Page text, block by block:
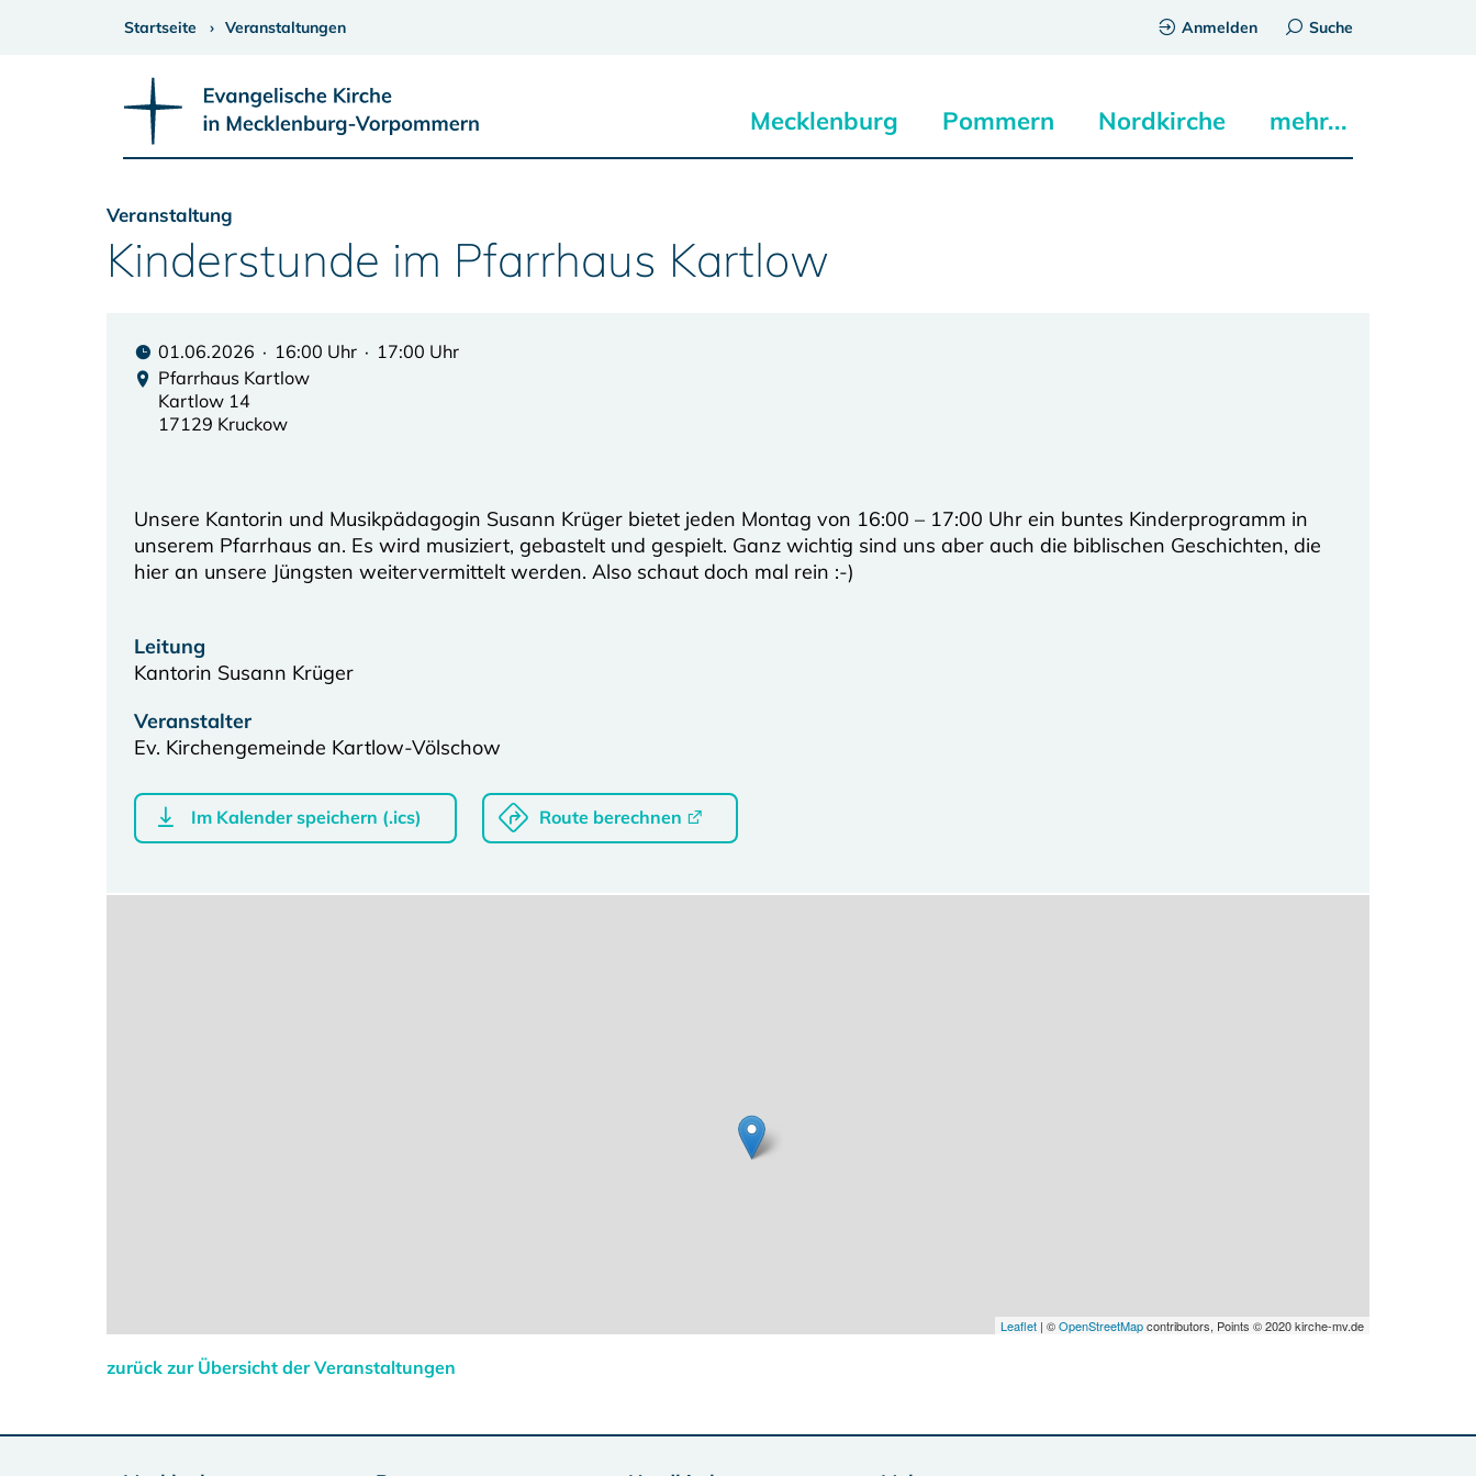
Startseite Veranstaltungen Anmelden Suche
Mecklenburg Pommern Nordkirche mehr...
Veranstaltung
Kinderstunde im Pfarrhaus Kartlow
01.06.2026 · 16:00 Uhr · 17:00 Uhr
Pfarrhaus Kartlow
Kartlow 14
17129 Kruckow
Unsere Kantorin und Musikpädagogin Susann Krüger bietet jeden Montag von 16:00 – 17:00 Uhr ein buntes Kinderprogramm in
unserem Pfarrhaus an. Es wird musiziert, gebastelt und gespielt. Ganz wichtig sind uns aber auch die biblischen Geschichten, die
hier an unsere Jüngsten weitervermittelt werden. Also schaut doch mal rein :-)
Leitung
Kantorin Susann Krüger
Veranstalter
Ev. Kirchengemeinde Kartlow-Völschow
Im Kalender speichern (.ics) Route berechnen
Leaflet | ©OpenStreetMapcontributors, Points © 2020 kirche-mv.de
zurück zur Übersicht der Veranstaltungen